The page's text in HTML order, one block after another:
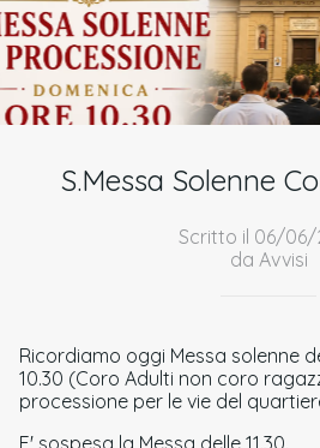
S.Messa Solenne
Scritto il 06/06/
da Avvisi
Ricordiamo oggi Messa solenne
10.30 (Coro Adulti non coro
processione per le vie del
E' sospesa la Messa delle 11.30.